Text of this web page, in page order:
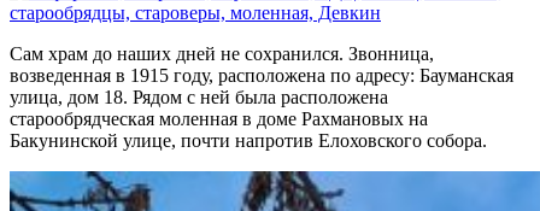
Сам храм до наших дней не сохранился. Звонница,
возведенная в 1915 году, расположена по адресу: Бауманская
улица, дом 18. Рядом с ней была расположена
старообрядческая моленная в доме Рахмановых на
Бакунинской улице, почти напротив Елоховского собора.